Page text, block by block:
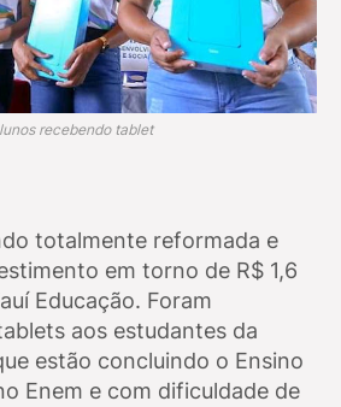
recebendo tablet
totalmente reformada e
em torno de R$ 1,6
Educação. Foram
aos estudantes da
estão concluindo o Ensino
Enem e com dificuldade de